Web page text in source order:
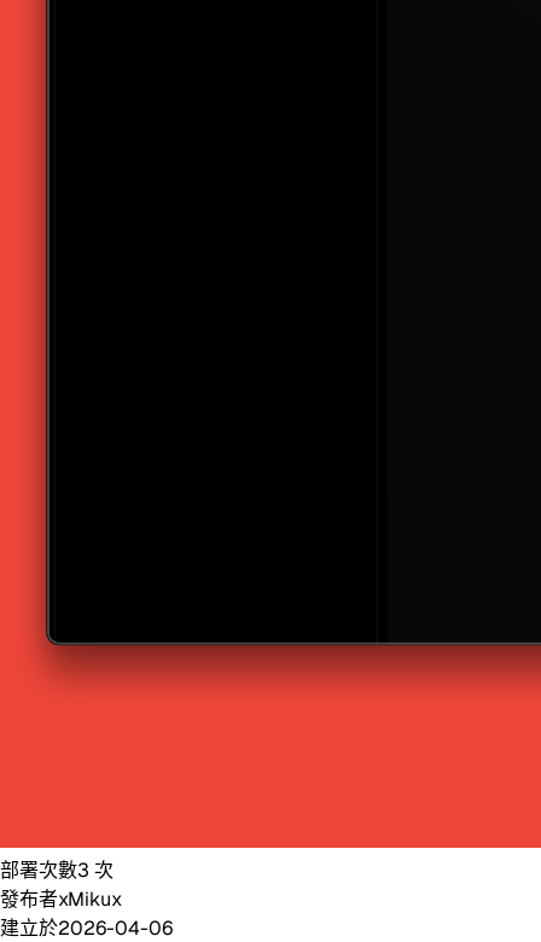
部署次數3 次
發布者xMikux
建立於2026-04-06